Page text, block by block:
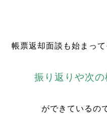
帳票返却面談も始まっ
振り返りや次
ができているの